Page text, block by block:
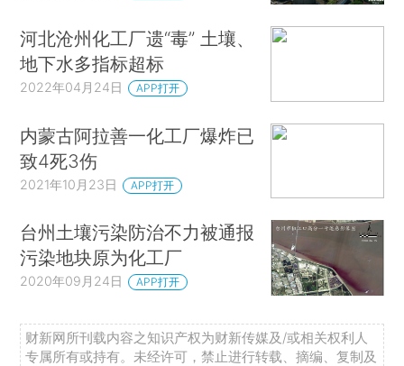
河北沧州化工厂遗“毒” 土壤、
地下水多指标超标
2022年04月24日 APP打开
内蒙古阿拉善一化工厂爆炸已
致4死3伤
2021年10月23日 APP打开
台州土壤污染防治不力被通报
污染地块原为化工厂
2020年09月24日 APP打开
财新网所刊载内容之知识产权为财新传媒及/或相关权利人
专属所有或持有。未经许可，禁止进行转载、摘编、复制及